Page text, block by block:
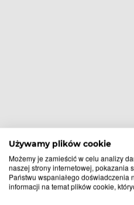
Używamy plików cookie
Możemy je zamieścić w celu analizy
naszej strony internetowej, pokazania
Państwu wspaniałego doświadczenia
informacji na temat plików cookie,